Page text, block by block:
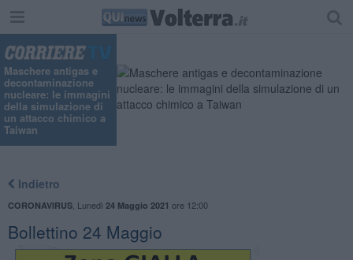
Maschere antigas e
decontaminazione
nucleare: le immagini
della simulazione di
un attacco chimico a
Taiwan
Indietro
CORONAVIRUS, Lunedì 24 Maggio 2021 ore 12:00
Bollettino 24 Maggio